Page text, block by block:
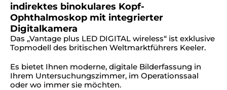
indirektes binokulares Kopf-
Ophthalmoskop mit integrierter
Digitalkamera
Das „Vantage plus LED DIGITAL wireless“ ist exklusive
Topmodell des britischen Weltmarktführers Keeler.
Es bietet Ihnen moderne, digitale Bilderfassung in
Ihrem Untersuchungszimmer, im Operationssaal
oder wo immer sie möchten.